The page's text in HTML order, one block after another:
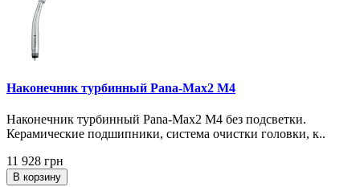
Наконечник турбинный Pana-Max2 M4
Наконечник турбинный Pana-Max2 M4 без подсветки.
Керамические подшипники, система очистки головки, к..
11 928 грн
В корзину